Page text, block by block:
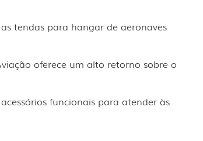
tendas para hangar de aeronaves
oferece um alto retorno sobre o
funcionais para atender às